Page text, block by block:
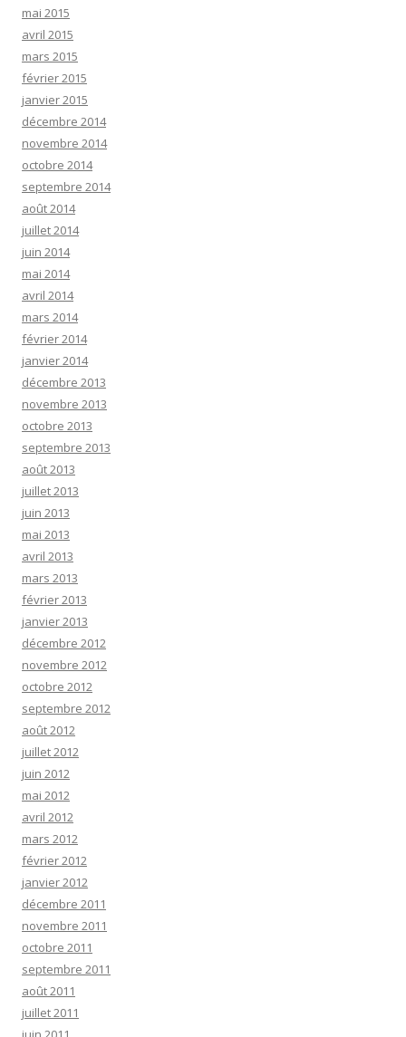
mai 2015
avril 2015
mars 2015
février 2015
janvier 2015
décembre 2014
novembre 2014
octobre 2014
septembre 2014
août 2014
juillet 2014
juin 2014
mai 2014
avril 2014
mars 2014
février 2014
janvier 2014
décembre 2013
novembre 2013
octobre 2013
septembre 2013
août 2013
juillet 2013
juin 2013
mai 2013
avril 2013
mars 2013
février 2013
janvier 2013
décembre 2012
novembre 2012
octobre 2012
septembre 2012
août 2012
juillet 2012
juin 2012
mai 2012
avril 2012
mars 2012
février 2012
janvier 2012
décembre 2011
novembre 2011
octobre 2011
septembre 2011
août 2011
juillet 2011